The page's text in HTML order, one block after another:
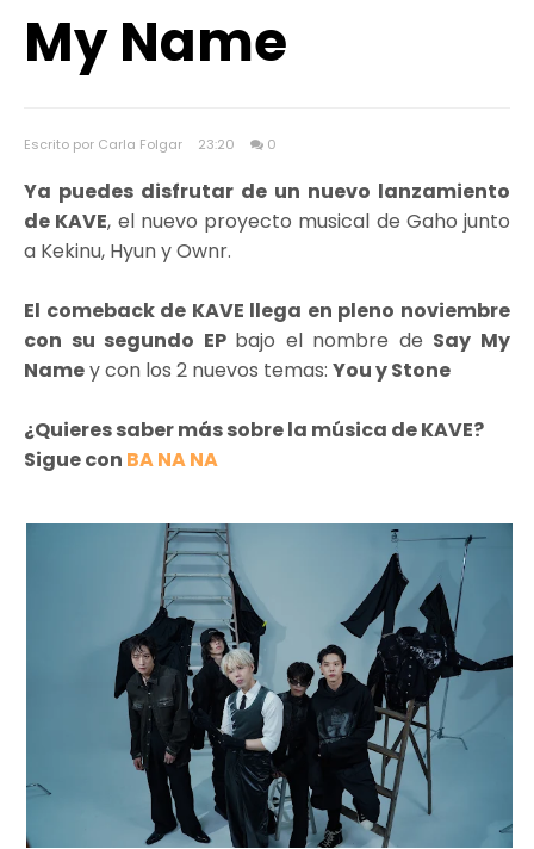
My Name
Escrito por Carla Folgar 23:20 0
Ya puedes disfrutar de un nuevo lanzamiento
de KAVE, el nuevo proyecto musical de Gaho junto
a Kekinu, Hyun y Ownr.
El comeback de KAVE llega en pleno noviembre
con su segundo EP bajo el nombre de Say My
Namey con los 2 nuevos temas: You y Stone
¿Quieres saber más sobre la música de KAVE?
Sigue con BA NA NA